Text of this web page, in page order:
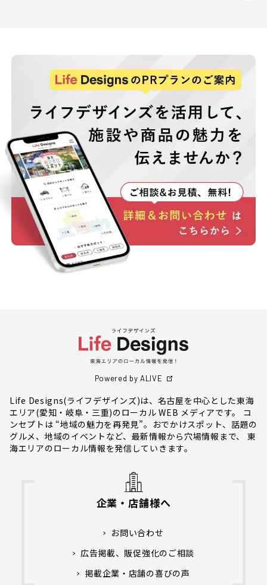
Powered by ALIVE
Life Designs(ライフデザインズ)は、名古屋を中心とした東海
エリア(愛知・岐阜・三重)のローカル WEB メディアです。 コ
ンセプトは “地域の魅力を再発見”。おでかけスポット、話題の
グルメ、地域のイベントなど、最新情報から穴場情報まで、 東
海エリアのローカル情報を発信していきます。
企業・店舗様へ
お問い合わせ
広告掲載、販促強化のご相談
掲載企業・店舗の喜びの声